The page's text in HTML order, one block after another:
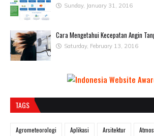
Sunday, January 31, 2016
Cara Mengetahui Kecepatan Angin
Saturday, February 13, 2016
TAGS
Agrometeorologi Aplikasi Arsitektur